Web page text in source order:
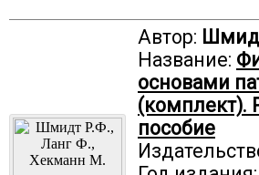
Автор:
Название:
основами
(комплект).
пособие